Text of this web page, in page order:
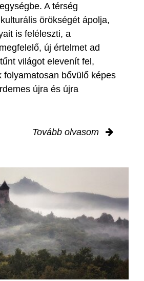
A térség
örökségét ápolja,
is feléleszti, a
új értelmet ad
világot elevenít fel,
folyamatosan bővülő képes
újra és újra
Tovább olvasom